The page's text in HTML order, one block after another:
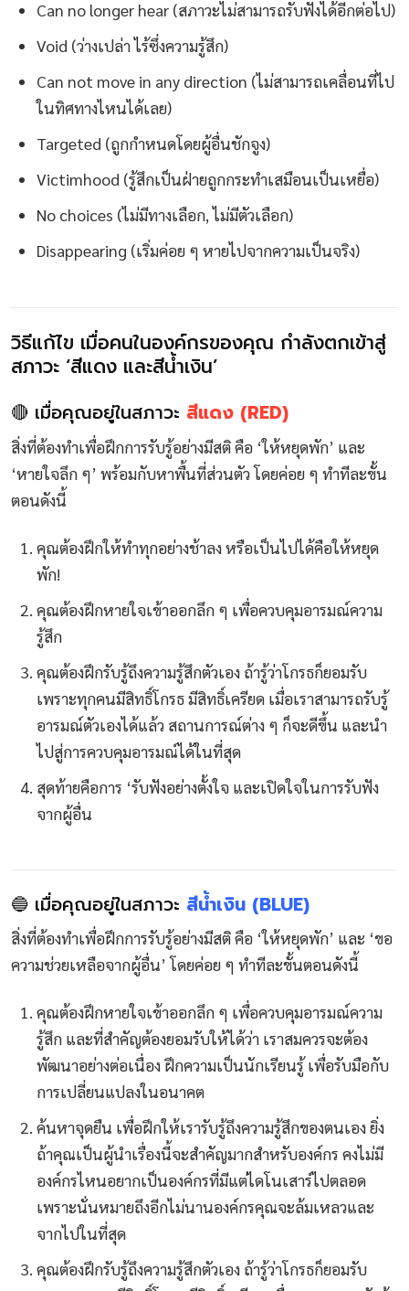
Can no longer hear (สภาวะไม่สามารถรับฟังได้อีกต่อไป)
Void (ว่างเปล่า ไร้ซึ่งความรู้สึก)
Can not move in any direction (ไม่สามารถเคลื่อนที่ไป
ในทิศทางไหนได้เลย)
Targeted (ถูกกำหนดโดยผู้อื่นชักจูง)
Victimhood (รู้สึกเป็นฝ่ายถูกกระทำเสมือนเป็นเหยื่อ)
No choices (ไม่มีทางเลือก, ไม่มีตัวเลือก)
Disappearing (เริ่มค่อย ๆ หายไปจากความเป็นจริง)
วิธีแก้ไข เมื่อคนในองค์กรของคุณ กำลังตกเข้าสู่
สภาวะ ‘สีแดง และสีน้ำเงิน’
🔴 เมื่อคุณอยู่ในสภาวะ สีแดง (RED)
สิ่งที่ต้องทำเพื่อฝึกการรับรู้อย่างมีสติ คือ ‘ให้หยุดพัก’ และ
‘หายใจลึก ๆ’ พร้อมกับหาพื้นที่ส่วนตัว โดยค่อย ๆ ทำทีละขั้น
ตอนดังนี้
คุณต้องฝึกให้ทำทุกอย่างช้าลง หรือเป็นไปได้คือให้หยุด
พัก!
คุณต้องฝึกหายใจเข้าออกลึก ๆ เพื่อควบคุมอารมณ์ความ
รู้สึก
คุณต้องฝึกรับรู้ถึงความรู้สึกตัวเอง ถ้ารู้ว่าโกรธก็ยอมรับ
เพราะทุกคนมีสิทธิ์โกรธ มีสิทธิ์เครียด เมื่อเราสามารถรับรู้
อารมณ์ตัวเองได้แล้ว สถานการณ์ต่าง ๆ ก็จะดีขึ้น และนำ
ไปสู่การควบคุมอารมณ์ได้ในที่สุด
สุดท้ายคือการ ‘รับฟังอย่างตั้งใจ และเปิดใจในการรับฟัง
จากผู้อื่น
🔵 เมื่อคุณอยู่ในสภาวะ สีน้ำเงิน (BLUE)
สิ่งที่ต้องทำเพื่อฝึกการรับรู้อย่างมีสติ คือ ‘ให้หยุดพัก’ และ ‘ขอ
ความช่วยเหลือจากผู้อื่น’ โดยค่อย ๆ ทำทีละขั้นตอนดังนี้
คุณต้องฝึกหายใจเข้าออกลึก ๆ เพื่อควบคุมอารมณ์ความ
รู้สึก และที่สำคัญต้องยอมรับให้ได้ว่า เราสมควรจะต้อง
พัฒนาอย่างต่อเนื่อง ฝึกความเป็นนักเรียนรู้ เพื่อรับมือกับ
การเปลี่ยนแปลงในอนาคต
ค้นหาจุดยืน เพื่อฝึกให้เรารับรู้ถึงความรู้สึกของตนเอง ยิ่ง
ถ้าคุณเป็นผู้นำเรื่องนี้จะสำคัญมากสำหรับองค์กร คงไม่มี
องค์กรไหนอยากเป็นองค์กรที่มีแต่ไดโนเสาร์ไปตลอด
เพราะนั่นหมายถึงอีกไม่นานองค์กรคุณจะล้มเหลวและ
จากไปในที่สุด
คุณต้องฝึกรับรู้ถึงความรู้สึกตัวเอง ถ้ารู้ว่าโกรธก็ยอมรับ